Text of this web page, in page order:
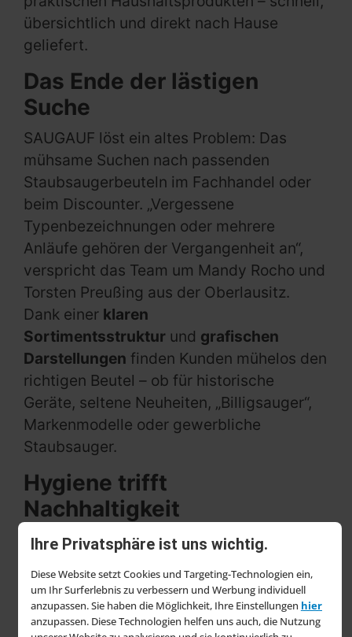
Ihre Privatsphäre ist uns wichtig.
Diese Website setzt Cookies und Targeting-Technologien ein,
um Ihr Surferlebnis zu verbessern und Werbung individuell
anzupassen. Sie haben die Möglichkeit, Ihre Einstellungen hier
anzupassen. Diese Technologien helfen uns auch, die Nutzung
übersichtlich und direkt nach Hause
geliefert.
Das Ende der lästigen
Suche
SAUGAUF löst ein altes Problem: Das
mühsame Suchen nach passenden
Staubsaugerbeuteln im Fachhandel oder
beim Discounter. „Vergessene
Typenbezeichnungen oder mehrere
Anläufe gehören der Vergangenheit an“,
verspricht das Team um Mandy Rocho und
Torsten Preußing aus der Oberlausitz.
Dank einer klaren
Sortimentsstruktur und grafischen
Darstellungen finden Kunden mühelos den
richtigen Beutel – ob für historische
Geräte, seltene Neuheiten, „Billigsauger“,
Markenmodelle oder gewerbliche
Staubsauger.
Hygiene trifft
Nachhaltigkeit
Trotz des Trends zu beutellosen
Vorteile von Staubsaugerbeuteln: „Nur mit
Beuteln lässt sich Schmutzstaubfrei und
hygienisch komplett entsorgen“, betont